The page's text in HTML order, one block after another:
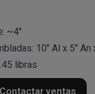
~4"
10" Al x 5" An
libras